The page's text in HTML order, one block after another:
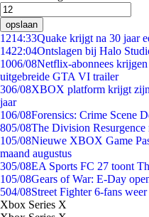
opslaan
1214:33Quake krijgt na 30 jaar
1422:04Ontslagen bij Halo
1006/08Netflix-abonnees
uitgebreide GTA VI trailer
306/08XBOX platform krijgt
jaar
106/08Forensics: Crime Scene
805/08The Division Resurgence
105/08Nieuwe XBOX Game
maand augustus
305/08EA Sports FC 27 toont
105/08Gears of War: E-Day
504/08Street Fighter 6-fans
Xbox Series X